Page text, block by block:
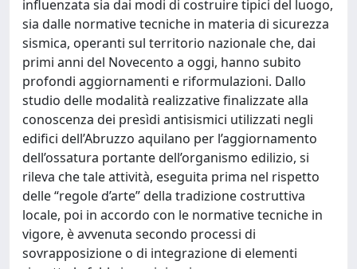
influenzata sia dai modi di costruire tipici del luogo,
sia dalle normative tecniche in materia di sicurezza
sismica, operanti sul territorio nazionale che, dai
primi anni del Novecento a oggi, hanno subito
profondi aggiornamenti e riformulazioni. Dallo
studio delle modalità realizzative finalizzate alla
conoscenza dei presìdi antisismici utilizzati negli
edifici dell’Abruzzo aquilano per l’aggiornamento
dell’ossatura portante dell’organismo edilizio, si
rileva che tale attività, eseguita prima nel rispetto
delle “regole d’arte” della tradizione costruttiva
locale, poi in accordo con le normative tecniche in
vigore, è avvenuta secondo processi di
sovrapposizione o di integrazione di elementi